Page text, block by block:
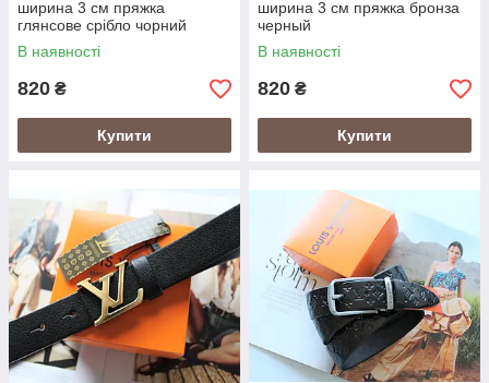
ширина 3 см пряжка
глянсове срібло чорний
В наявності
820 ₴
Купити
ширина 3 см пряжка бронза
черный
В наявності
820 ₴
Купити